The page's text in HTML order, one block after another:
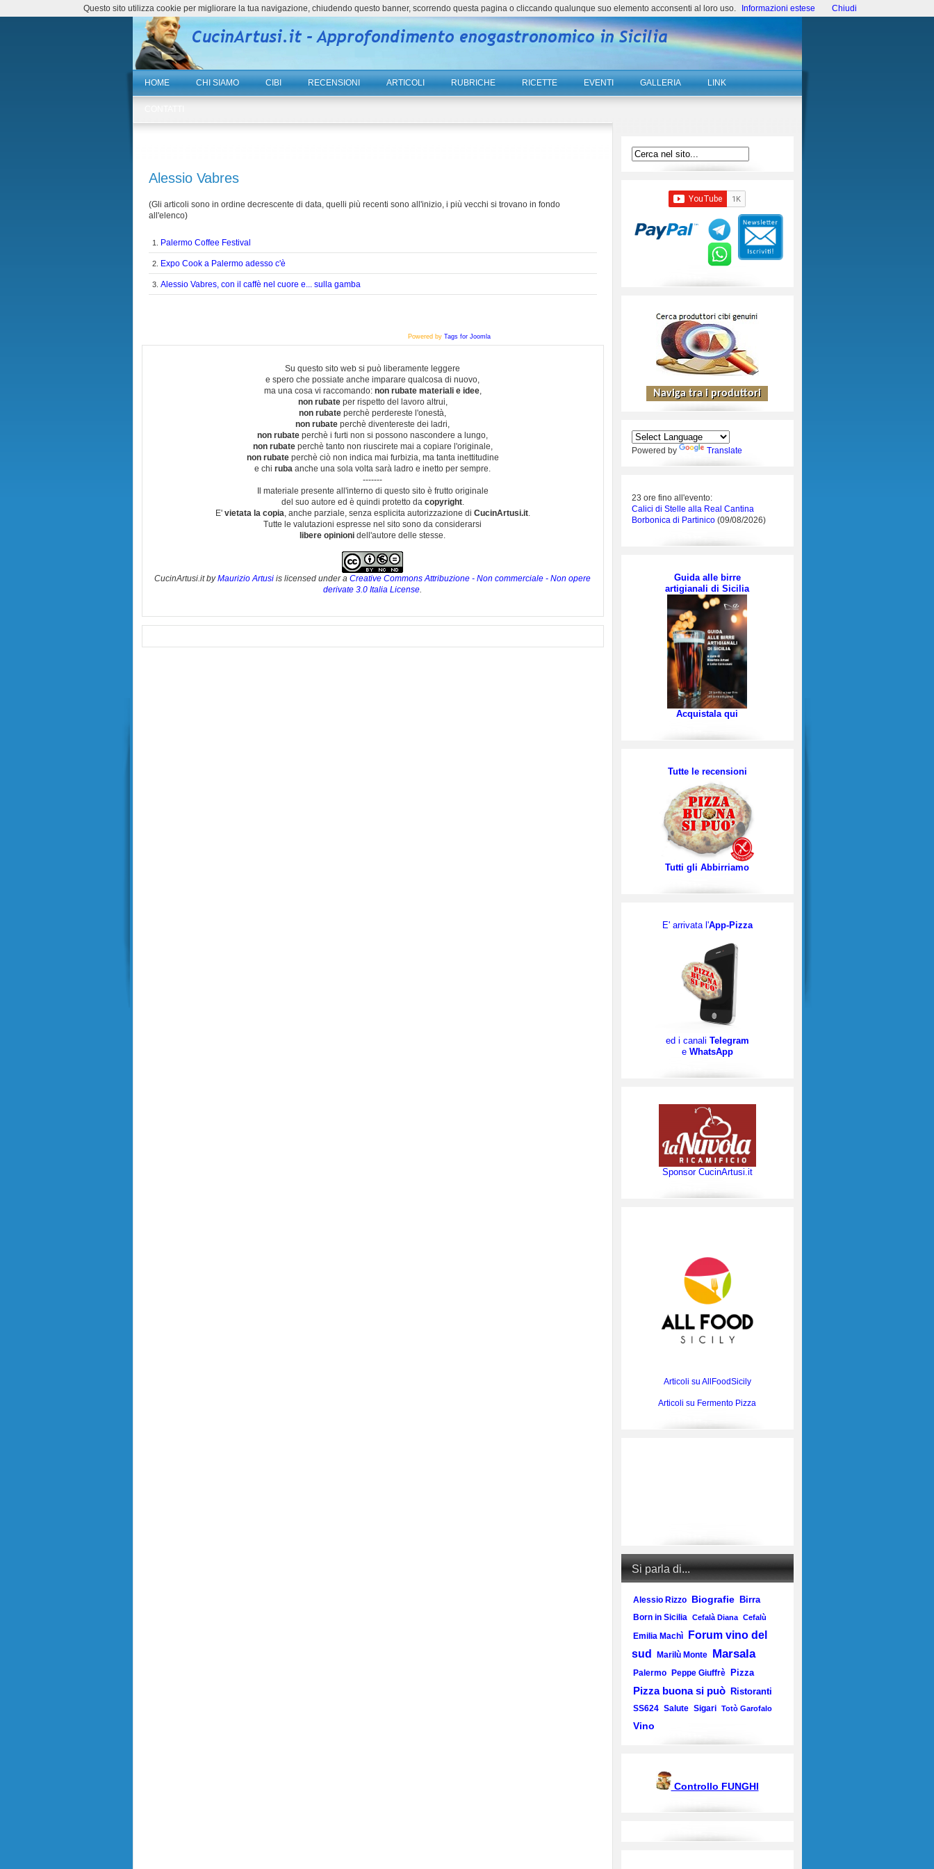
HOME CHI SIAMO CIBI RECENSIONI ARTICOLI RUBRICHE RICETTE EVENTI GALLERIA LINK
Alessio Vabres
(Gli articoli sono in ordine decrescente di data, quelli più recenti sono all'inizio, i più vecchi si trovano in fondo
all'elenco)
1. Palermo Coffee Festival
2. Expo Cook a Palermo adesso c'è
3. Alessio Vabres, con il caffè nel cuore e... sulla gamba
Powered by Tags for Joomla
Su questo sito web si può liberamente leggere
e spero che possiate anche imparare qualcosa di nuovo,
ma una cosa vi raccomando: non rubate materiali e idee,
non rubateper rispetto del lavoro altrui,
non rubate perchè perdereste l'onestà,
non rubate perchè diventereste dei ladri,
non rubate perchè i furti non si possono nascondere a lungo,
non rubateperchè tanto non riuscirete mai a copiare l'originale,
non rubateperchè ciò non indica mai furbizia, ma tanta inettitudine
e chi ruba anche una sola volta sarà ladro e inetto per sempre.
-------
Il materiale presente all'interno di questo sito è frutto originale
del suo autore ed è quindi protetto da copyright.
E' vietata la copia, anche parziale, senza esplicita autorizzazione di CucinArtusi.it.
Tutte le valutazioni espresse nel sito sono da considerarsi
libere opinioni dell'autore delle stesse.
CucinArtusi.itbyMaurizio Artusi is licensed under a Creative Commons Attribuzione - Non commerciale - Non opere
derivate 3.0 Italia License.
Powered by Translate
23 ore fino all'evento:
Calici di Stelle alla Real Cantina
Borbonica di Partinico (09/08/2026)
Guida alle birre
artigianali di Sicilia
Acquistala qui
Tutte le recensioni
Tutti gli Abbirriamo
E' arrivata l'App-Pizza
ed i canali Telegram
e WhatsApp
Sponsor CucinArtusi.it
Articoli su AllFoodSicily
Articoli su Fermento Pizza
Si parla di...
Alessio Rizzo Biografie Birra
Born in Sicilia Cefalà Diana Cefalù
Emilia Machì
Forum vino del
sud
Marilù Monte Marsala
Palermo Peppe Giuffrè Pizza
Pizza buona si può Ristoranti
SS624 Salute Sigari Totò Garofalo
Vino
Controllo FUNGHI
Questo sito utilizza cookie per migliorare la tua navigazione, chiudendo questo banner, scorrendo questa pagina o cliccando qualunque suo elemento acconsenti al loro uso. Informazioni estese Chiudi